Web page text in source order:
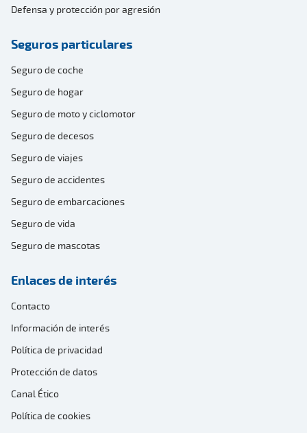
Defensa y protección por agresión
Seguros particulares
Seguro de coche
Seguro de hogar
Seguro de moto y ciclomotor
Seguro de decesos
Seguro de viajes
Seguro de accidentes
Seguro de embarcaciones
Seguro de vida
Seguro de mascotas
Enlaces de interés
Contacto
Información de interés
Política de privacidad
Protección de datos
Canal Ético
Política de cookies